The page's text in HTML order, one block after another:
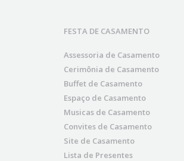
FESTA DE CASAMENTO
Assessoria de Casamento
Cerimônia de Casamento
Buffet de Casamento
Espaço de Casamento
Musicas de Casamento
Convites de Casamento
Site de Casamento
Lista de Presentes